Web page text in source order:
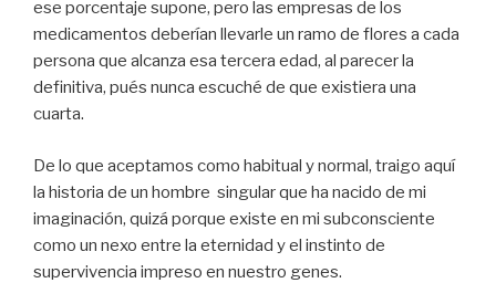
ese porcentaje supone, pero las empresas de los
medicamentos deberían llevarle un ramo de flores a cada
persona que alcanza esa tercera edad, al parecer la
definitiva, pués nunca escuché de que existiera una
cuarta.
De lo que aceptamos como habitual y normal, traigo aquí
la historia de un hombre singular que ha nacido de mi
imaginación, quizá porque existe en mi subconsciente
como un nexo entre la eternidad y el instinto de
supervivencia impreso en nuestro genes.